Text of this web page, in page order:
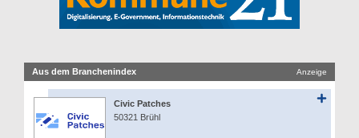
Aus dem Branchenindex Anzeige
Civic Patches
50321 Brühl